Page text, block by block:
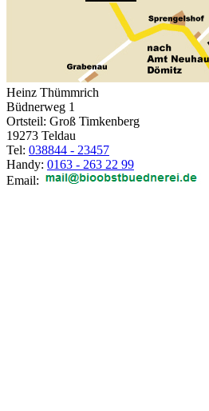
Heinz Thümmrich
Büdnerweg 1
Ortsteil: Groß Timkenberg
19273 Teldau
Tel: 038844 - 23457
Handy: 0163 - 263 22 99
Email: